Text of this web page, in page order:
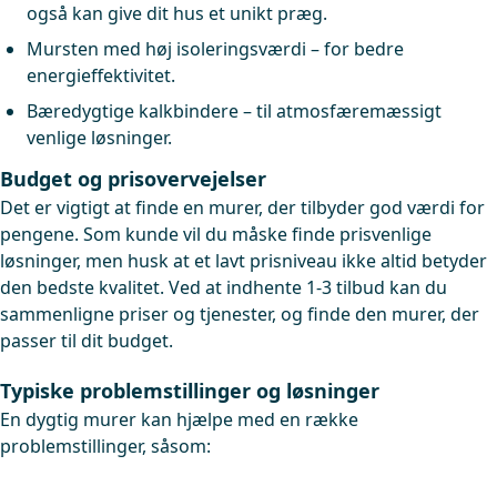
også kan give dit hus et unikt præg.
Mursten med høj isoleringsværdi – for bedre
energieffektivitet.
Bæredygtige kalkbindere – til atmosfæremæssigt
venlige løsninger.
Budget og prisovervejelser
Det er vigtigt at finde en murer, der tilbyder god værdi for
pengene. Som kunde vil du måske finde prisvenlige
løsninger, men husk at et lavt prisniveau ikke altid betyder
den bedste kvalitet. Ved at indhente 1-3 tilbud kan du
sammenligne priser og tjenester, og finde den murer, der
passer til dit budget.
Typiske problemstillinger og løsninger
En dygtig murer kan hjælpe med en række
problemstillinger, såsom: